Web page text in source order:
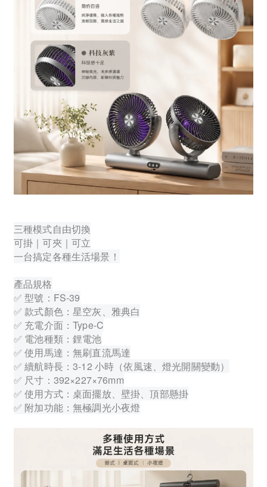
三種模式自由切換
可掛｜可夾｜可立
一台搞定各種生活場景！
產品規格
✅ 型號：FS-39
✅ 款式顏色：星空灰、雅典白
✅ 充電介面：Type-C
✅ 電池種類：鋰電池
✅ 使用馬達：無刷直流馬達
✅ 續航時長：3-12 小時（依風速、燈光開關變動）
✅ 尺寸：392×227×76mm
✅ 使用方式：桌面擺放、壁掛、頂部懸掛
✅ 附加功能：無極調光小夜燈